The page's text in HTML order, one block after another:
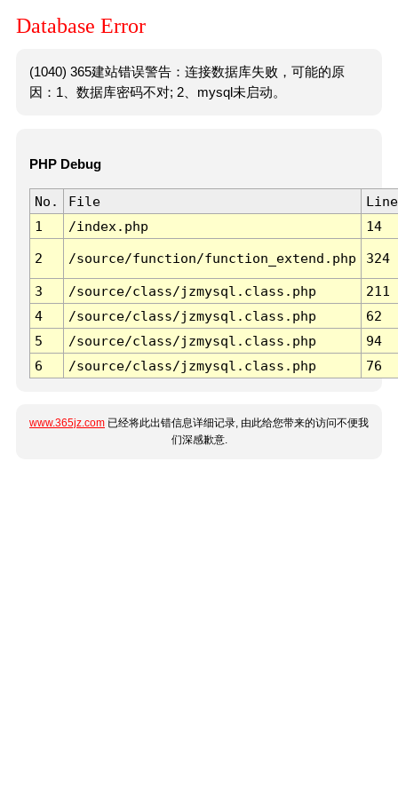
Database Error
(1040) 365建站错误警告：连接数据库失败，可能的原
因：1、数据库密码不对; 2、mysql未启动。
PHP Debug
No. File
Line
1
/index.php 14
2 /source/function/function_extend.php 324
3 /source/class/jzmysql.class.php
211
4
/source/class/jzmysql.class.php
62
5
/source/class/jzmysql.class.php
94
6
/source/class/jzmysql.class.php 76
www.365jz.com 已经将此出错信息详细记录, 由此给您带来的访问不便我
们深感歉意.